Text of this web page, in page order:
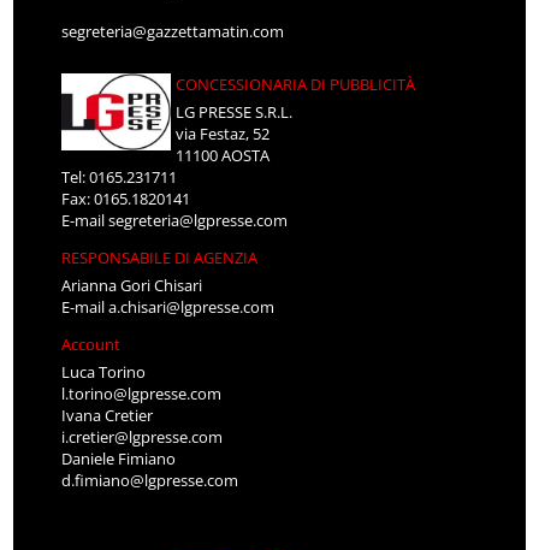
segreteria@gazzettamatin.com
CONCESSIONARIA DI PUBBLICITÀ
LG PRESSE S.R.L.
via Festaz, 52
11100 AOSTA
Tel: 0165.231711
Fax: 0165.1820141
E-mailsegreteria@lgpresse.com
RESPONSABILE DI AGENZIA
Arianna Gori Chisari
E-maila.chisari@lgpresse.com
Account
Luca Torino
l.torino@lgpresse.com
Ivana Cretier
i.cretier@lgpresse.com
Daniele Fimiano
d.fimiano@lgpresse.com